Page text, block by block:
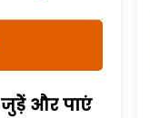
और पाएं